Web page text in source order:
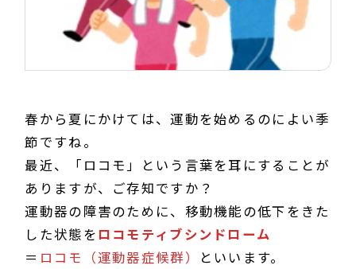
春から夏にかけては、運動を始めるのによい季
節ですね。
最近、「ロコモ」という言葉を耳にすることが
ありますが、ご存知ですか？
運動器の障害のために、移動機能の低下をきた
した状態を ロコモティブシンドローム
＝ ロコモ（運動器症候群）
といいます。